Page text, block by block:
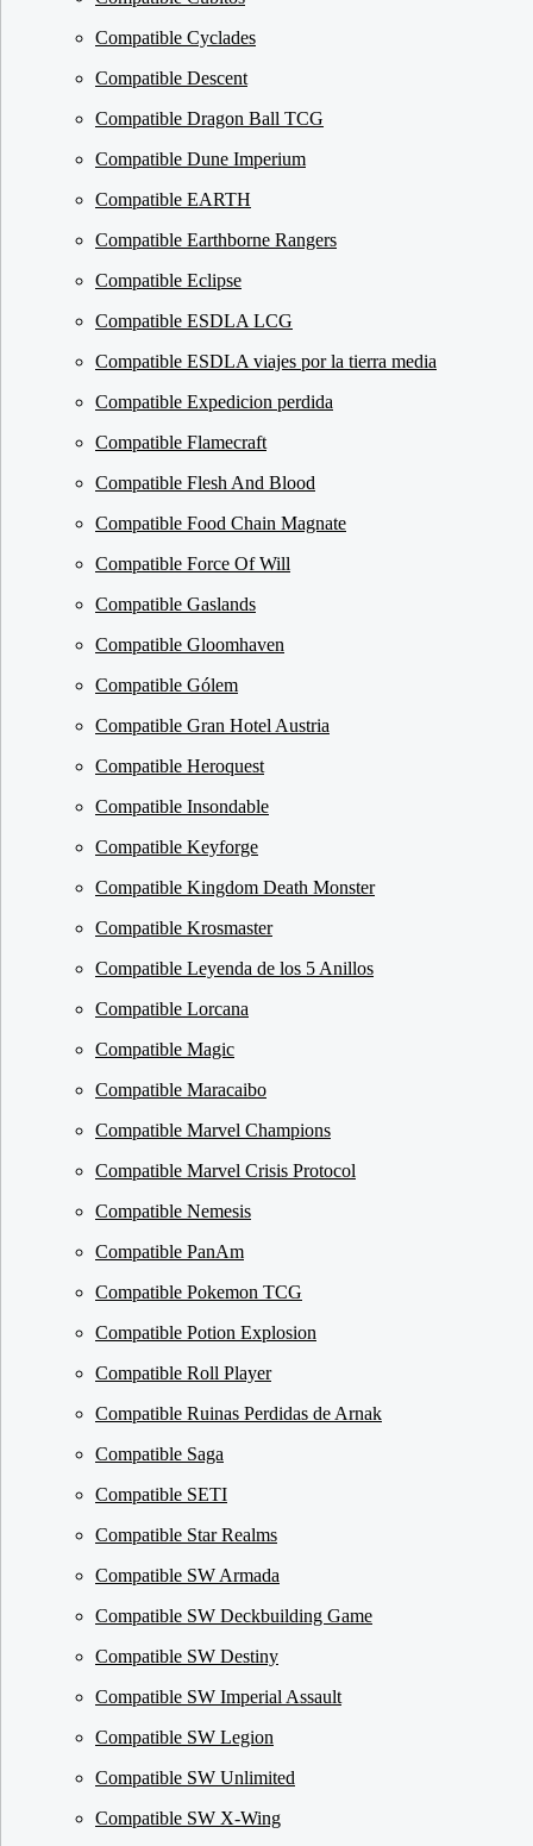
Compatible Cyclades
Compatible Descent
Compatible Dragon Ball TCG
Compatible Dune Imperium
Compatible EARTH
Compatible Earthborne Rangers
Compatible Eclipse
Compatible ESDLA LCG
Compatible ESDLA viajes por la tierra media
Compatible Expedicion perdida
Compatible Flamecraft
Compatible Flesh And Blood
Compatible Food Chain Magnate
Compatible Force Of Will
Compatible Gaslands
Compatible Gloomhaven
Compatible Gólem
Compatible Gran Hotel Austria
Compatible Heroquest
Compatible Insondable
Compatible Keyforge
Compatible Kingdom Death Monster
Compatible Krosmaster
Compatible Leyenda de los 5 Anillos
Compatible Lorcana
Compatible Magic
Compatible Maracaibo
Compatible Marvel Champions
Compatible Marvel Crisis Protocol
Compatible Nemesis
Compatible PanAm
Compatible Pokemon TCG
Compatible Potion Explosion
Compatible Roll Player
Compatible Ruinas Perdidas de Arnak
Compatible Saga
Compatible SETI
Compatible Star Realms
Compatible SW Armada
Compatible SW Deckbuilding Game
Compatible SW Destiny
Compatible SW Imperial Assault
Compatible SW Legion
Compatible SW Unlimited
Compatible SW X-Wing